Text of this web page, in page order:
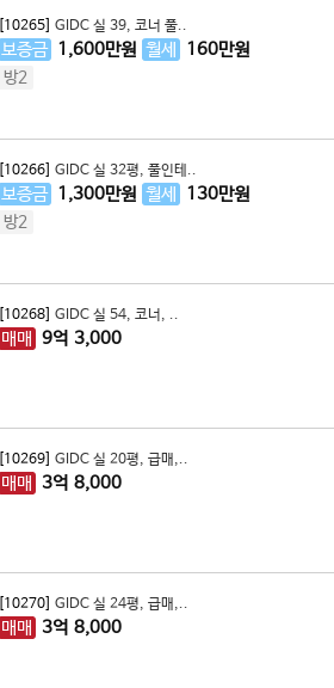
[10265] GIDC 실 39, 코너 풀..
보증금 1,600만원 월세 160만원
방2
[10266] GIDC 실 32평, 풀인테..
보증금 1,300만원 월세 130만원
방2
[10268] GIDC 실 54, 코너, ..
매매 9억 3,000
[10269] GIDC 실 20평, 급매,..
매매 3억 8,000
[10270] GIDC 실 24평, 급매,..
매매 3억 8,000